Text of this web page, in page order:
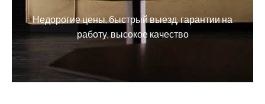
Недорогие цены, быстрый выезд, гарантии на
работу, высокое качество